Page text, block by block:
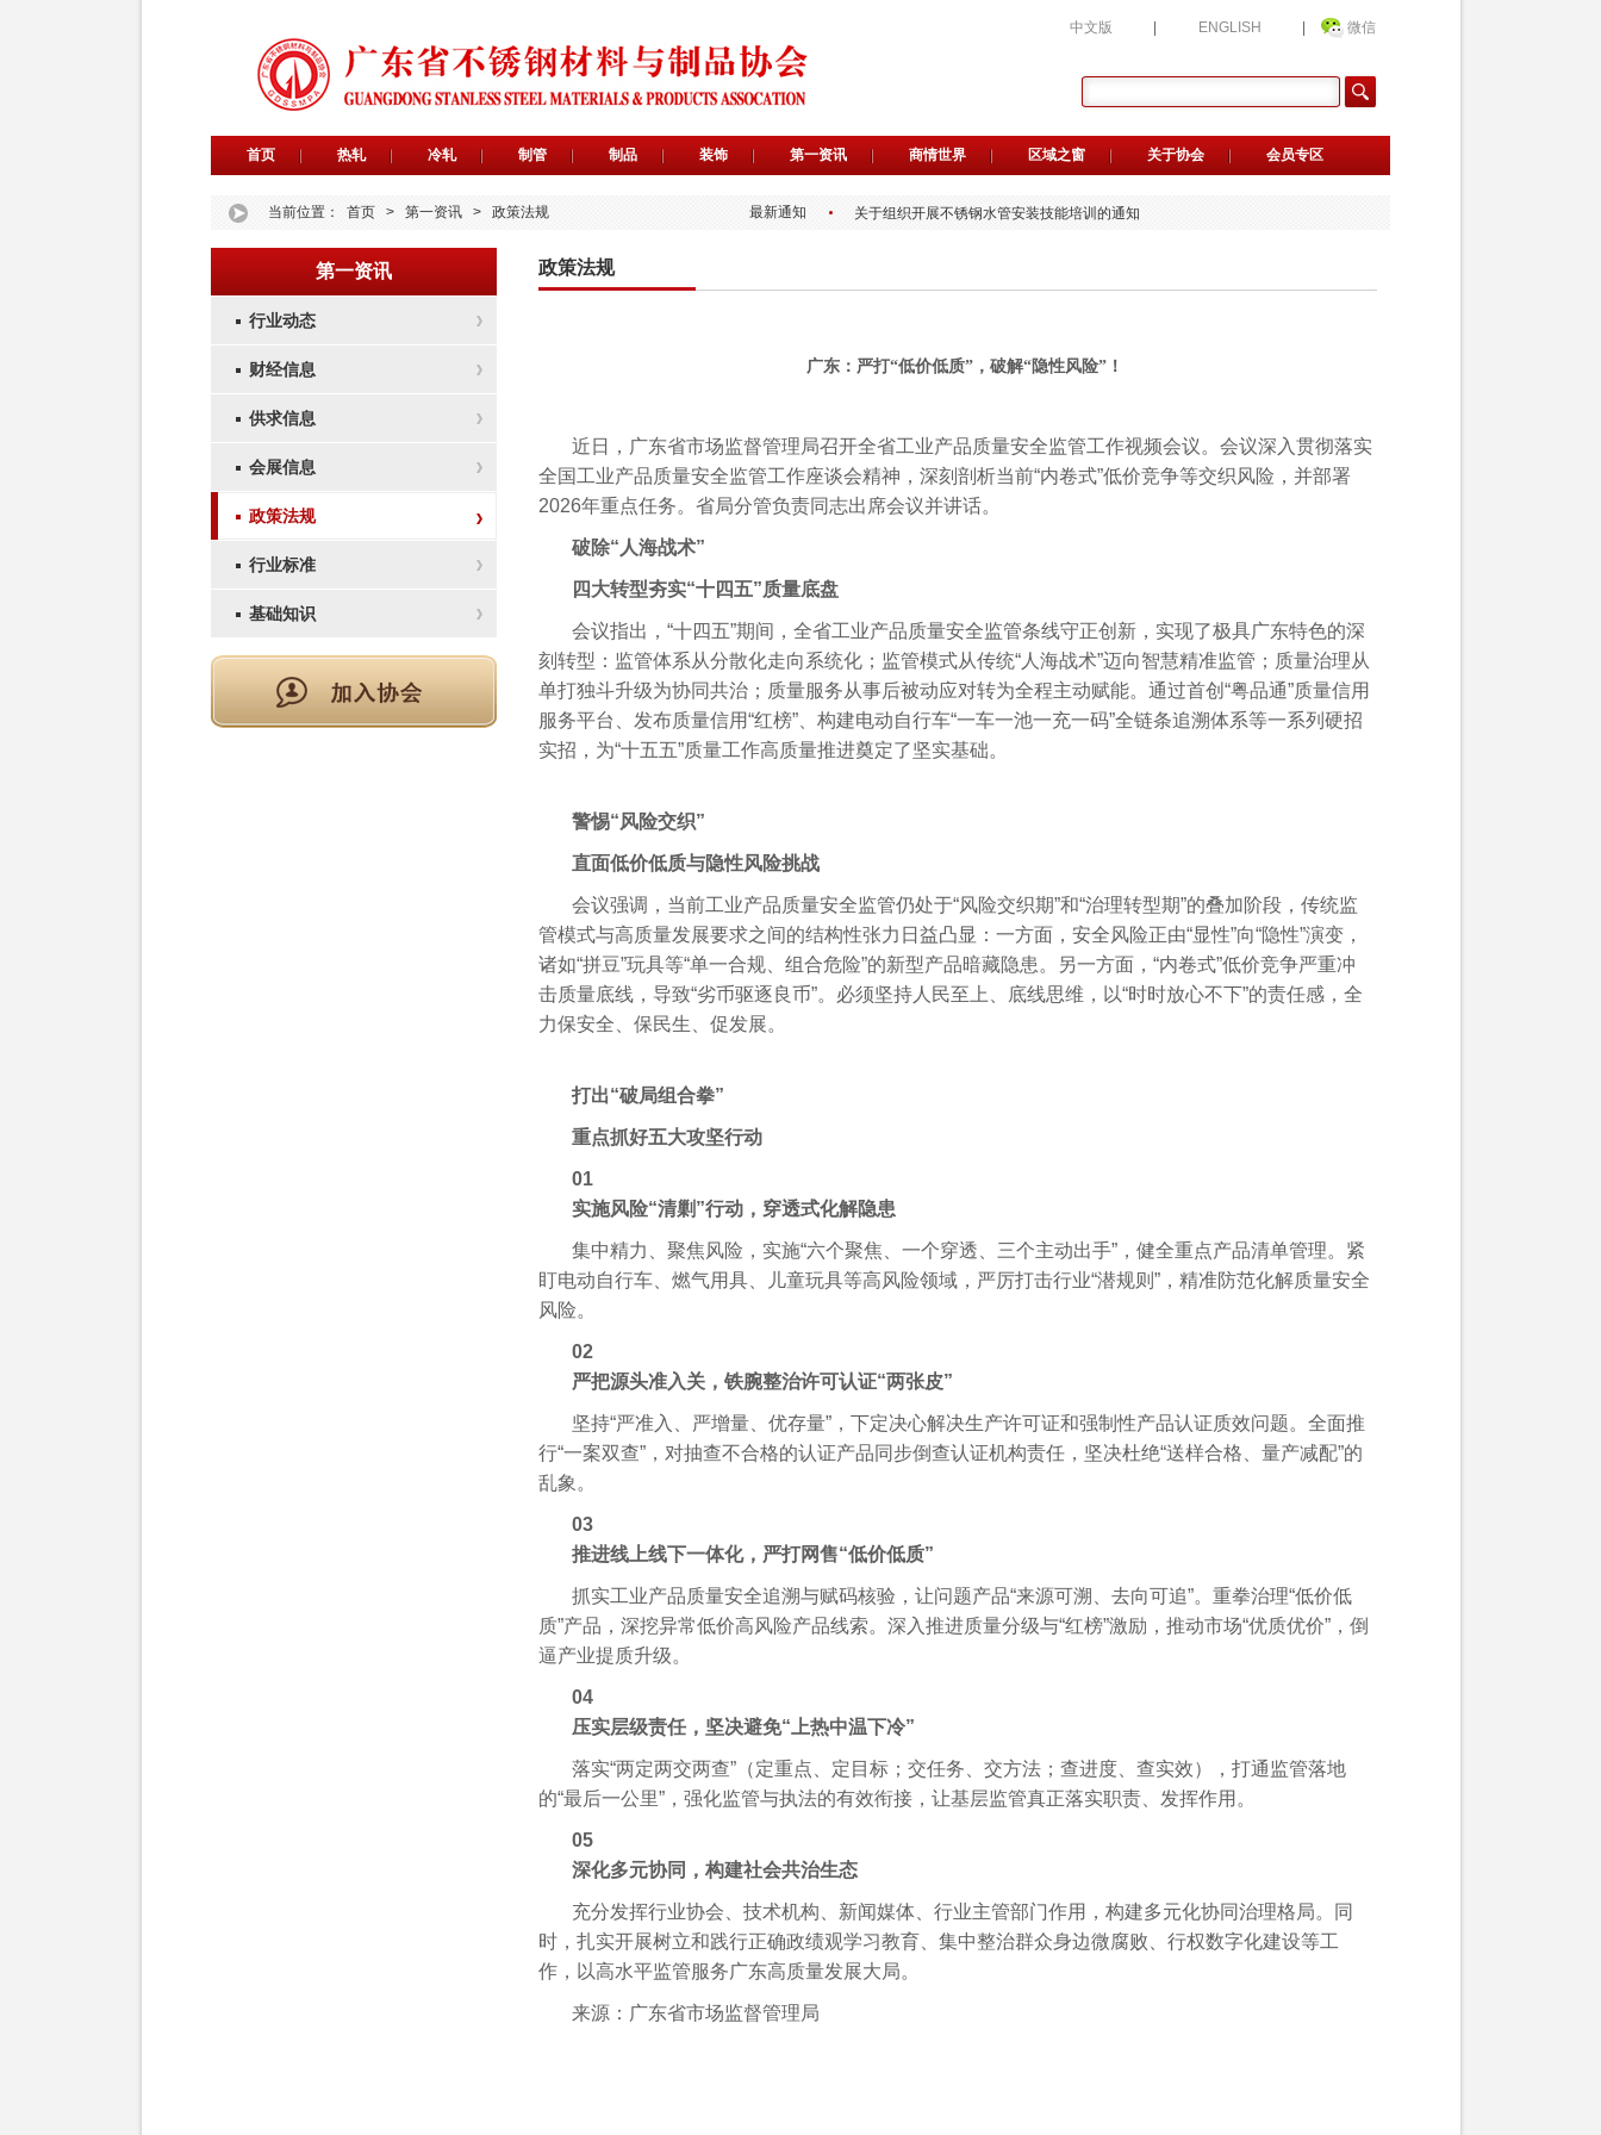
中文版 ENGLISH 微信
首页 热轧 冷轧 制管 制品 装饰 第一资讯 商情世界 区域之窗 关于协会 会员专区
当前位置： 首页 > 第一资讯 > 政策法规 最新通知
首批“不锈优品广东质造”推荐官候选人公示
关于遴选“不锈优品 广东质造”推荐官的通知
首批“不锈优品广东质造”推荐官候选人公示
关于为会员提供专属免费品牌宣传服务的通知
关于开展“不锈优品 广东质造”入选企业公益评价的通知
关于广东省不锈钢材料与制品协会新晋会员单位名单的公告
《不锈钢水管内表面处理工艺选用指南》正式发布
第一资讯
行业动态
财经信息
供求信息
会展信息
政策法规
行业标准
基础知识
政策法规
广东：严打“低价低质”，破解“隐性风险”！
近日，广东省市场监督管理局召开全省工业产品质量安全监管工作视频会议。会议深入贯彻落实
全国工业产品质量安全监管工作座谈会精神，深刻剖析当前“内卷式”低价竞争等交织风险，并部署
2026年重点任务。省局分管负责同志出席会议并讲话。
破除“人海战术”
四大转型夯实“十四五”质量底盘
会议指出，“十四五”期间，全省工业产品质量安全监管条线守正创新，实现了极具广东特色的深
刻转型：监管体系从分散化走向系统化；监管模式从传统“人海战术”迈向智慧精准监管；质量治理从
单打独斗升级为协同共治；质量服务从事后被动应对转为全程主动赋能。通过首创“粤品通”质量信用
服务平台、发布质量信用“红榜”、构建电动自行车“一车一池一充一码”全链条追溯体系等一系列硬招
实招，为“十五五”质量工作高质量推进奠定了坚实基础。
警惕“风险交织”
直面低价低质与隐性风险挑战
会议强调，当前工业产品质量安全监管仍处于“风险交织期”和“治理转型期”的叠加阶段，传统监
管模式与高质量发展要求之间的结构性张力日益凸显：一方面，安全风险正由“显性”向“隐性”演变，
诸如“拼豆”玩具等“单一合规、组合危险”的新型产品暗藏隐患。另一方面，“内卷式”低价竞争严重冲
击质量底线，导致“劣币驱逐良币”。必须坚持人民至上、底线思维，以“时时放心不下”的责任感，全
力保安全、保民生、促发展。
打出“破局组合拳”
重点抓好五大攻坚行动
01
实施风险“清剿”行动，穿透式化解隐患
集中精力、聚焦风险，实施“六个聚焦、一个穿透、三个主动出手”，健全重点产品清单管理。紧
盯电动自行车、燃气用具、儿童玩具等高风险领域，严厉打击行业“潜规则”，精准防范化解质量安全
风险。
02
严把源头准入关，铁腕整治许可认证“两张皮”
坚持“严准入、严增量、优存量”，下定决心解决生产许可证和强制性产品认证质效问题。全面推
行“一案双查”，对抽查不合格的认证产品同步倒查认证机构责任，坚决杜绝“送样合格、量产减配”的
乱象。
03
推进线上线下一体化，严打网售“低价低质”
抓实工业产品质量安全追溯与赋码核验，让问题产品“来源可溯、去向可追”。重拳治理“低价低
质”产品，深挖异常低价高风险产品线索。深入推进质量分级与“红榜”激励，推动市场“优质优价”，倒
逼产业提质升级。
04
压实层级责任，坚决避免“上热中温下冷”
落实“两定两交两查”（定重点、定目标；交任务、交方法；查进度、查实效），打通监管落地
的“最后一公里”，强化监管与执法的有效衔接，让基层监管真正落实职责、发挥作用。
05
深化多元协同，构建社会共治生态
充分发挥行业协会、技术机构、新闻媒体、行业主管部门作用，构建多元化协同治理格局。同
时，扎实开展树立和践行正确政绩观学习教育、集中整治群众身边微腐败、行权数字化建设等工
作，以高水平监管服务广东高质量发展大局。
来源：广东省市场监督管理局